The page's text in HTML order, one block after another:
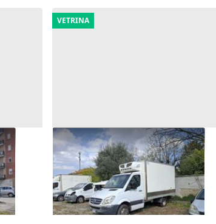
VETRINA
Furgone isotermico Mercedes
Sprinter
Melegnano (Milano)
1.250 €
21/09/2026